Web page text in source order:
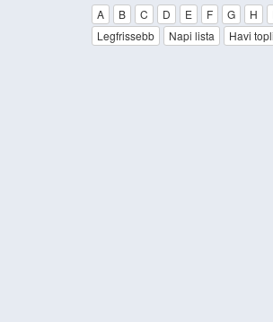
A
B C D E F G H
Legfrissebb
Napi lista Havi